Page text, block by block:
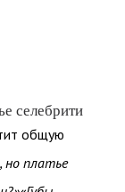
селебрити
общую
но платье